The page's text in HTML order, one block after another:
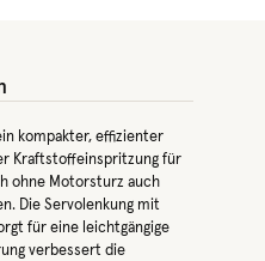
kompakter, effizienter
Kraftstoffeinspritzung für
ohne Motorsturz auch
Die Servolenkung mit
für eine leichtgängige
verbessert die